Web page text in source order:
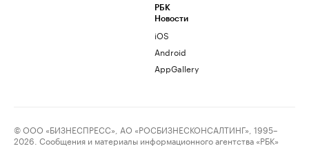
РБК
Новости
iOS
Android
AppGallery
© ООО «БИЗНЕСПРЕСС», АО «РОСБИЗНЕСКОНСАЛТИНГ», 1995–
2026. Сообщения и материалы информационного агентства «РБК»